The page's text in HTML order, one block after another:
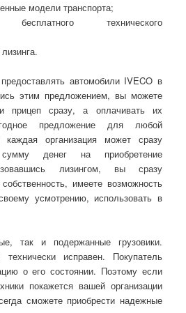
модели транспорта;
бесплатного технического
автомобили IVECO в
этим предложением, вы можете
прицеп сразу, а оплачивать их
предложение для любой
организация может сразу
денег на приобретение
лизингом, вы сразу
имеете возможность
усмотрению, использовать в
так и подержанные грузовики.
исправен. Покупатель
о его состоянии. Поэтому если
покажется вашей организации
сможете приобрести надежные